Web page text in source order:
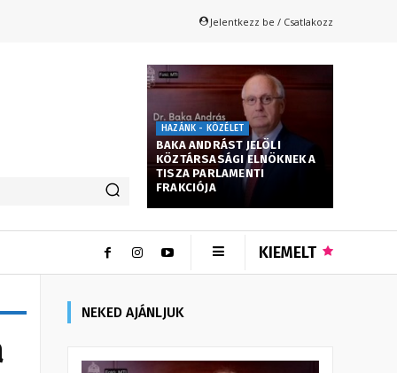
Jelentkezz be / Csatlakozz
HAZÁNK - KÖZÉLET
BAKA ANDRÁST JELÖLI
KÖZTÁRSASÁGI ELNÖKNEK A
TISZA PARLAMENTI
FRAKCIÓJA
KIEMELT
NEKED AJÁNLJUK